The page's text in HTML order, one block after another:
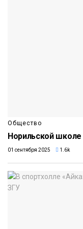
Общество
Норильской
01 сентября 2025 1.6k